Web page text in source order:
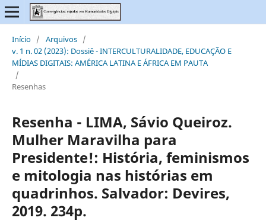
Início / Arquivos /
v. 1 n. 02 (2023): Dossiê - INTERCULTURALIDADE, EDUCAÇÃO E
MÍDIAS DIGITAIS: AMÉRICA LATINA E ÁFRICA EM PAUTA
/
Resenhas
Resenha - LIMA, Sávio Queiroz.
Mulher Maravilha para
Presidente!: História, feminismos
e mitologia nas histórias em
quadrinhos. Salvador: Devires,
2019. 234p.